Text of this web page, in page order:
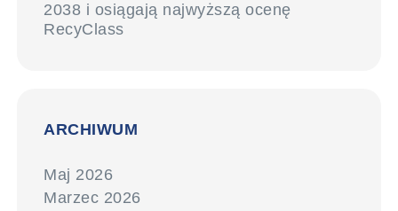
2038 i osiągają najwyższą ocenę
RecyClass
ARCHIWUM
Maj 2026
Marzec 2026